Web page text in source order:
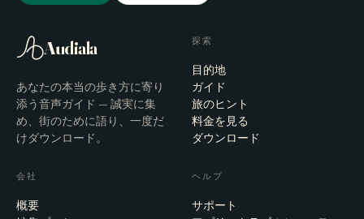
Audiala
あなたの本当の歩き方に寄り
添う音声ガイド — 誠実に集
め、街のために語り、一度だ
けダウンロード。
探索
目的地
ガイド
旅のヒント
料金を見る
ダウンロード
会社
概要
ヘルプ
サポート